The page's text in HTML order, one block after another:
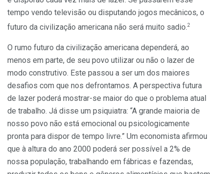
tempo vendo televisão ou disputando jogos mecânicos, o
futuro da civilização americana não será muito sadio.2
O rumo futuro da civilização americana dependerá, ao
menos em parte, de seu povo utilizar ou não o lazer de
modo construtivo. Este passou a ser um dos maiores
desafios com que nos defrontamos. A perspectiva futura
de lazer poderá mostrar-se maior do que o problema atual
de trabalho. Já disse um psiquiatra: “A grande maioria de
nosso povo não está emocional ou psicologicamente
pronta para dispor de tempo livre.” Um economista afirmou
que à altura do ano 2000 poderá ser possível a 2% de
nossa população, trabalhando em fábricas e fazendas,